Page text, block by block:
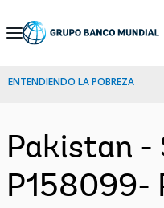
Skip
Navigation
ENTENDIENDO LA POBREZA
Pakistan -
P158099-